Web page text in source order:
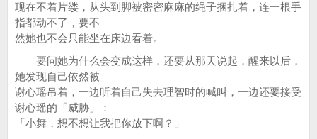
现在不着片缕，从头到脚被密密麻麻的绳子捆扎着，连一根手
指都动不了，要不
然她也不会只能坐在床边看着。
要问她为什么会变成这样，还要从那天说起，醒来以后，
她发现自己依然被
谢心瑶吊着，一边听着自己失去理智时的喊叫，一边还要接受
谢心瑶的「威胁」：
「小舞，想不想让我把你放下啊？」